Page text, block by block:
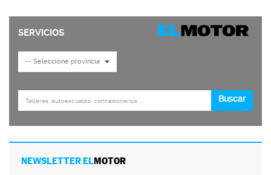
NEWSLETTER ELMOTOR